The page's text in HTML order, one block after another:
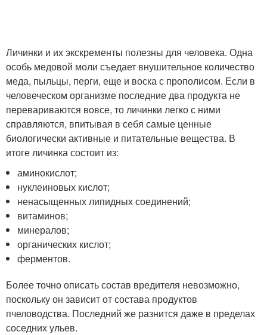
Личинки и их экскременты полезны для человека. Одна
особь медовой моли съедает внушительное количество
меда, пыльцы, перги, еще и воска с прополисом. Если в
человеческом организме последние два продукта не
перевариваются вовсе, то личинки легко с ними
справляются, впитывая в себя самые ценные
биологически активные и питательные вещества. В
итоге личинка состоит из:
аминокислот;
нуклеиновых кислот;
ненасыщенных липидных соединений;
витаминов;
минералов;
органических кислот;
ферментов.
Более точно описать состав вредителя невозможно,
поскольку он зависит от состава продуктов
пчеловодства. Последний же разнится даже в пределах
соседних ульев.